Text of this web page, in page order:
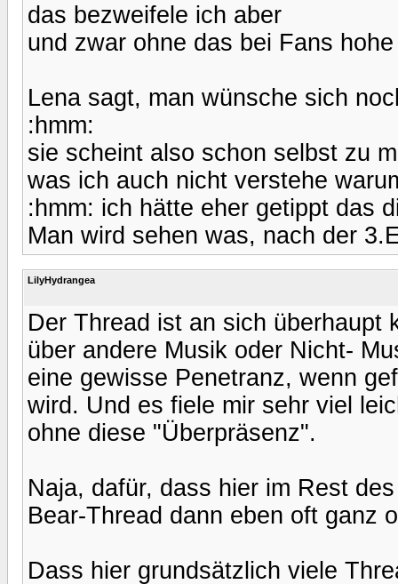
das bezweifele ich aber
und zwar ohne das bei Fans
Lena sagt, man wünsche sich
:hmm:
sie scheint also schon selbst zu
was ich auch nicht verstehe
:hmm: ich hätte eher getippt das
Man wird sehen was, nach der
LilyHydrangea
Der Thread ist an sich überhaupt
über andere Musik oder Nicht-
eine gewisse Penetranz, wenn
wird. Und es fiele mir sehr viel
ohne diese "Überpräsenz".
Naja, dafür, dass hier im Rest
Bear-Thread dann eben oft ganz
Dass hier grundsätzlich viele